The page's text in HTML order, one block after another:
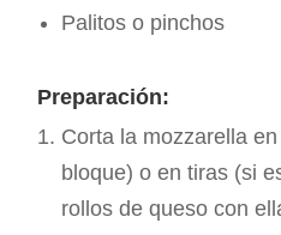
Palitos o pinchos
Preparación:
Corta la mozzarella
bloque) o en tiras (si
rollos de queso con